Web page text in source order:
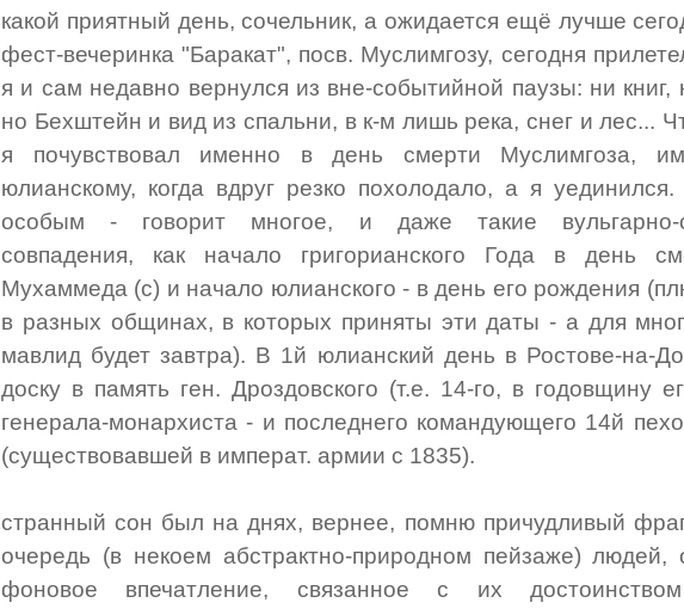
какой приятный день, сочельник, а ожидается ещё лучше
фест-вечеринка "Баракат", посв. Муслимгозу, сегодня
я и сам недавно вернулся из вне-событийной паузы: ни книг,
но Бехштейн и вид из спальни, в к-м лишь река, снег и лес...
я почувствовал именно в день смерти Муслимгоза,
юлианскому, когда вдруг резко похолодало, а я
особым - говорит многое, и даже такие вульгарно-
совпадения, как начало григорианского Года в день
Мухаммеда (с) и начало юлианского - в день его рождения
в разных общинах, в которых приняты эти даты - а для
мавлид будет завтра). В 1й юлианский день в Ростове-на-
доску в память ген. Дроздовского (т.е. 14-го, в годовщину
генерала-монархиста - и последнего командующего 14й
(существовавшей в императ. армии с 1835).
странный сон был на днях, вернее, помню причудливый
очередь (в некоем абстрактно-природном пейзаже) людей,
фоновое впечатление, связанное с их